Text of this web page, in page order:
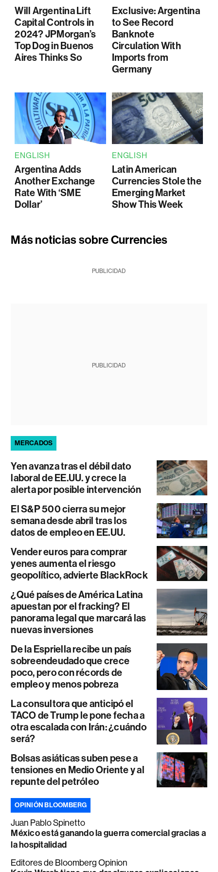
Will Argentina Lift
Capital Controls in
2024? JPMorgan’s
Top Dog in Buenos
Aires Thinks So
Exclusive: Argentina
to See Record
Banknote
Circulation With
Imports from
Germany
ENGLISH
Argentina Adds
Another Exchange
Rate With ‘SME
Dollar’
ENGLISH
Latin American
Currencies Stole the
Emerging Market
Show This Week
Más noticias sobre Currencies
PUBLICIDAD
PUBLICIDAD
MERCADOS
Yen avanza tras el débil dato
laboral de EE.UU. y crece la
alerta por posible intervención
El S&P 500 cierra su mejor
semana desde abril tras los
datos de empleo en EE.UU.
Vender euros para comprar
yenes aumenta el riesgo
geopolítico, advierte BlackRock
¿Qué países de América Latina
apuestan por el fracking? El
panorama legal que marcará las
nuevas inversiones
De la Espriella recibe un país
sobreendeudado que crece
poco, pero con récords de
empleo y menos pobreza
La consultora que anticipó el
TACO de Trump le pone fecha a
otra escalada con Irán: ¿cuándo
será?
Bolsas asiáticas suben pese a
tensiones en Medio Oriente y al
repunte del petróleo
OPINIÓN BLOOMBERG
Juan Pablo Spinetto
México está ganando la guerra comercial gracias a
la hospitalidad
Editores de Bloomberg Opinion